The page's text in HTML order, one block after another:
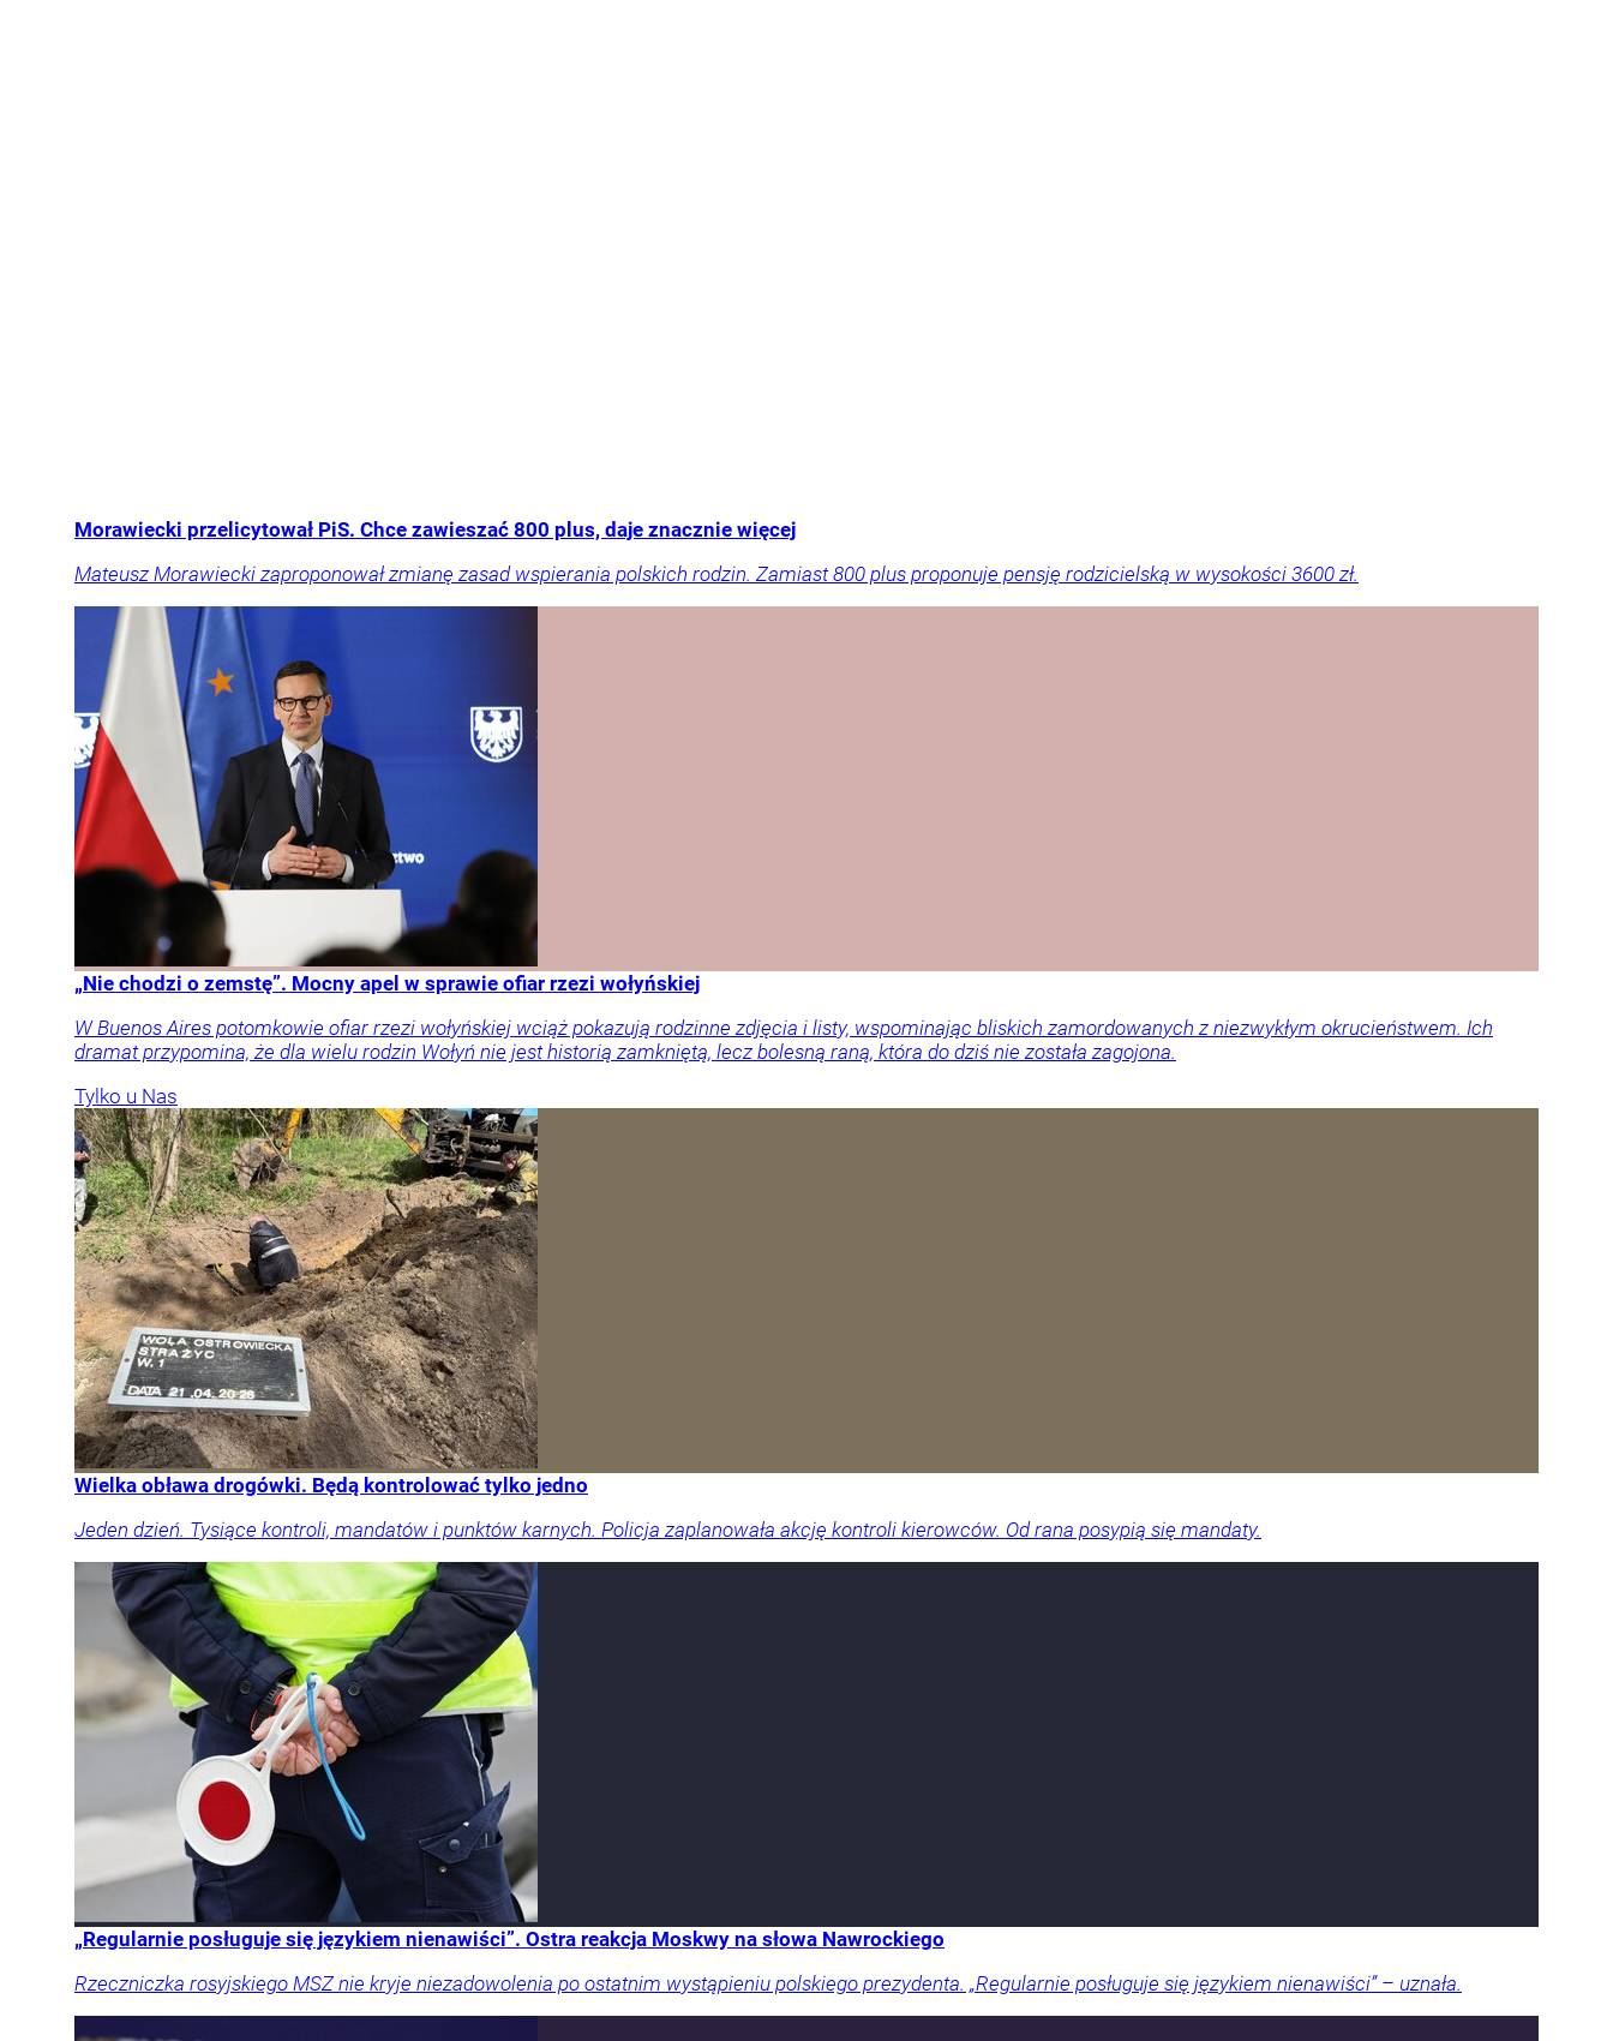
Morawiecki przelicytował PiS. Chce zawieszać 800 plus, daje znacznie więcej
Mateusz Morawiecki zaproponował zmianę zasad wspierania polskich rodzin. Zamiast 800 plus proponuje pensję rodzicielską w wysokości 3600 zł.
„Nie chodzi o zemstę”. Mocny apel w sprawie ofiar rzezi wołyńskiej
W Buenos Aires potomkowie ofiar rzezi wołyńskiej wciąż pokazują rodzinne zdjęcia i listy, wspominając bliskich zamordowanych z niezwykłym okrucieństwem. Ich
dramat przypomina, że dla wielu rodzin Wołyń nie jest historią zamkniętą, lecz bolesną raną, która do dziś nie została zagojona.
Tylko u Nas
Wielka obława drogówki. Będą kontrolować tylko jedno
Jeden dzień. Tysiące kontroli, mandatów i punktów karnych. Policja zaplanowała akcję kontroli kierowców. Od rana posypią się mandaty.
„Regularnie posługuje się językiem nienawiści”. Ostra reakcja Moskwy na słowa Nawrockiego
Rzeczniczka rosyjskiego MSZ nie kryje niezadowolenia po ostatnim wystąpieniu polskiego prezydenta. „Regularnie posługuje się językiem nienawiści” – uznała.